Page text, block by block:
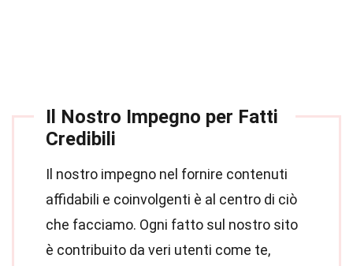
Il Nostro Impegno per Fatti
Credibili
Il nostro impegno nel fornire contenuti
affidabili e coinvolgenti è al centro di ciò
che facciamo. Ogni fatto sul nostro sito
è contribuito da veri utenti come te,